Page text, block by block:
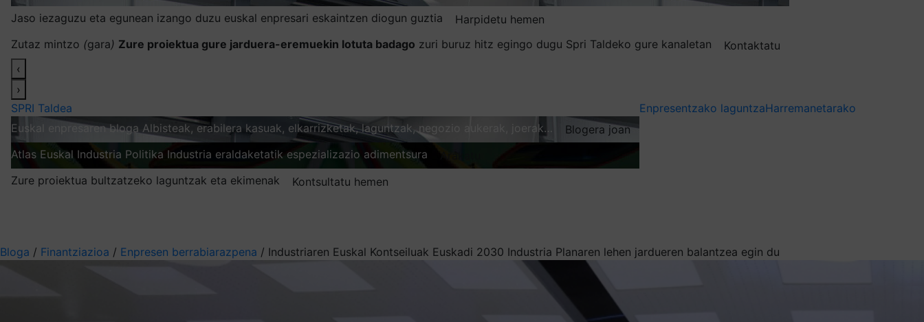
Jaso iezaguzu eta egunean izango duzu euskal enpresari eskaintzen diogun guztia
Harpidetu hemen
Zutaz mintzo (gara) Zure proiektua gure jarduera-eremuekin lotuta badago zuri buruz hitz egingo dugu Spri Taldeko gure kanaletan
Kontaktatu
‹
›
SPRI Taldea
Euskal enpresaren bloga Albisteak, erabilera kasuak, elkarrizketak, laguntzak, negozio aukerak, joerak…
Blogera joan
Atlas Euskal Industria Politika Industria eraldaketatik espezializazio adimentsura
Zure proiektua bultzatzeko laguntzak eta ekimenak
Kontsultatu hemen
Enpresentzako laguntzaHarremanetarako
Bloga / Finantziazioa / Enpresen berrabiarazpena / Industriaren Euskal Kontseiluak Euskadi 2030 Industria Planaren lehen jardueren balantzea egin du